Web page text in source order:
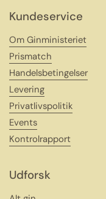
Kundeservice
Om Ginministeriet
Prismatch
Handelsbetingelser
Levering
Privatlivspolitik
Events
Kontrolrapport
Udforsk